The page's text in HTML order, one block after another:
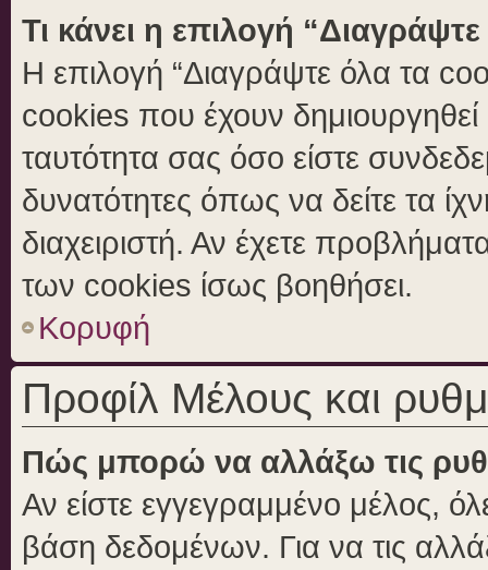
Τι κάνει η επιλογή
Η επιλογή “Διαγράψτε όλα τα
cookies που έχουν
ταυτότητα σας όσο είστε
δυνατότητες όπως να δείτε τα
διαχειριστή. Αν έχετε
των cookies ίσως βοηθήσει.
Κορυφή
Προφίλ Μέλους και
Πώς μπορώ να αλλάξω τις
Αν είστε εγγεγραμμένο μέλος,
βάση δεδομένων. Για να τις